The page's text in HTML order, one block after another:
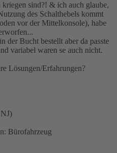
sind?! & ich auch glaube,
des Schalthebels kommt
vor der Mittelkonsole), habe
der Bucht bestellt aber da passte
variabel waren se auch nicht.
Lösungen/Erfahrungen?
Bürofahrzeug